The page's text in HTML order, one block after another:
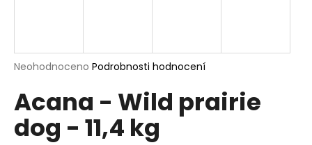
Průměrné
produktu
je
0,0
z
Neohodnoceno Podrobnosti hodnocení
Acana - Wild prairie
dog - 11,4 kg
í
t
?